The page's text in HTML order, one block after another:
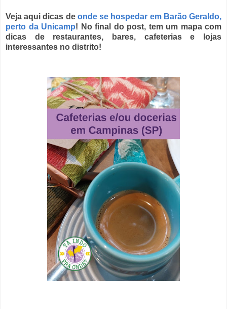
Veja aqui dicas de onde se hospedar em Barão Geraldo,
perto da Unicamp! No final do post, tem um mapa com
dicas de restaurantes, bares, cafeterias e lojas
interessantes no distrito!